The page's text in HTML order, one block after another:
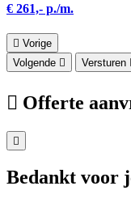
€ 261,- p./m.
Vorige
Volgende
Versturen
Offerte
Bedankt voor